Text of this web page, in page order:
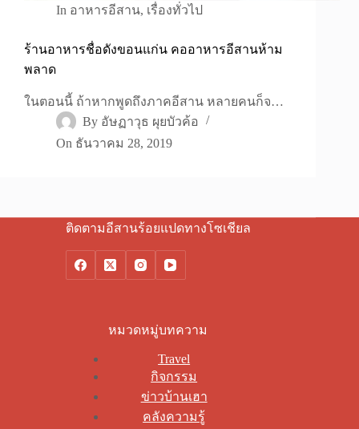
In อาหารอีสาน, เรื่องทั่วไป
ร้านอาหารชื่อดังขอนแก่น คออาหารอีสานห้าม
พลาด
ในตอนนี้ ถ้าหากพูดถึงภาคอีสาน หลายคนก็จ…
By อัษฏาวุธ ผุยบัวค้อ
On ธันวาคม 28, 2019
ติดตามอีสานร้อยแปดทางโซเชียล
หมวดหมู่บทความ
Travel
กิจกรรม
ข่าวบ้านเฮา
คลังความรู้